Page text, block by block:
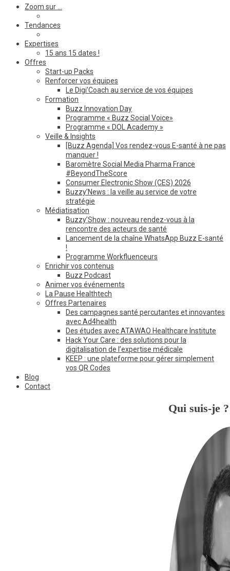
Zoom sur …
Tendances
Expertises
15 ans 15 dates !
Offres
Start-up Packs
Renforcer vos équipes
Le Digi’Coach au service de vos équipes
Formation
Buzz Innovation Day
Programme « Buzz Social Voice»
Programme « DOL Academy »
Veille & Insights
[Buzz Agenda] Vos rendez-vous E-santé à ne pas
manquer !
Baromètre Social Media Pharma France
#BeyondTheScore
Consumer Electronic Show (CES) 2026
Buzzy’News : la veille au service de votre
stratégie
Médiatisation
Buzzy’Show : nouveau rendez-vous à la
rencontre des acteurs de santé
Lancement de la chaîne WhatsApp Buzz E-santé
!
Programme Workfluenceurs
Enrichir vos contenus
Buzz Podcast
Animer vos événements
La Pause Healthtech
Offres Partenaires
Des campagnes santé percutantes et innovantes
avec Ad4health
Des études avec ATAWAO Healthcare Institute
Hack Your Care : des solutions pour la
digitalisation de l’expertise médicale
KEEP : une plateforme pour gérer simplement
vos QR Codes
Blog
Contact
Qui suis-je ?